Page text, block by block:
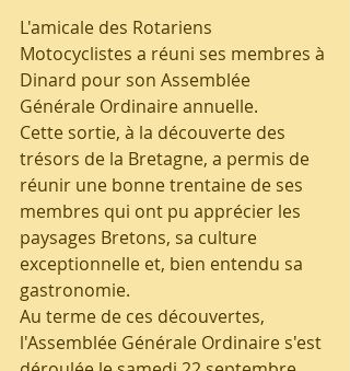
L'amicale des Rotariens
Motocyclistes a réuni ses membres à
Dinard pour son Assemblée
Générale Ordinaire annuelle.
Cette sortie, à la découverte des
trésors de la Bretagne, a permis de
réunir une bonne trentaine de ses
membres qui ont pu apprécier les
paysages Bretons, sa culture
exceptionnelle et, bien entendu sa
gastronomie.
Au terme de ces découvertes,
l'Assemblée Générale Ordinaire s'est